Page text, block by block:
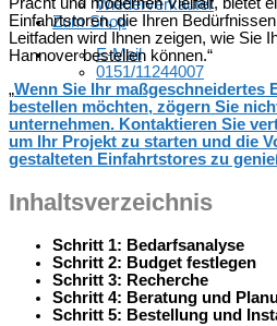
Wiederverkäufer
Zum Shop
E-Mail
0151/11244007
Pracht und modernen Vielfalt, bietet
Einfahrtstoren, die Ihren
Leitfaden wird Ihnen zeigen, wie Sie
Hannover bestellen können.“
„Wenn Sie Ihr maßgeschneidertes
bestellen möchten, zögern Sie
unternehmen. Kontaktieren Sie
um Ihr Projekt zu starten und die
gestalteten Einfahrtstores zu
Inhaltsverzeichnis
Schritt 1: Bedarfsanalyse
Schritt 2: Budget festlegen
Schritt 3: Recherche
Schritt 4: Beratung und
Schritt 5: Bestellung und